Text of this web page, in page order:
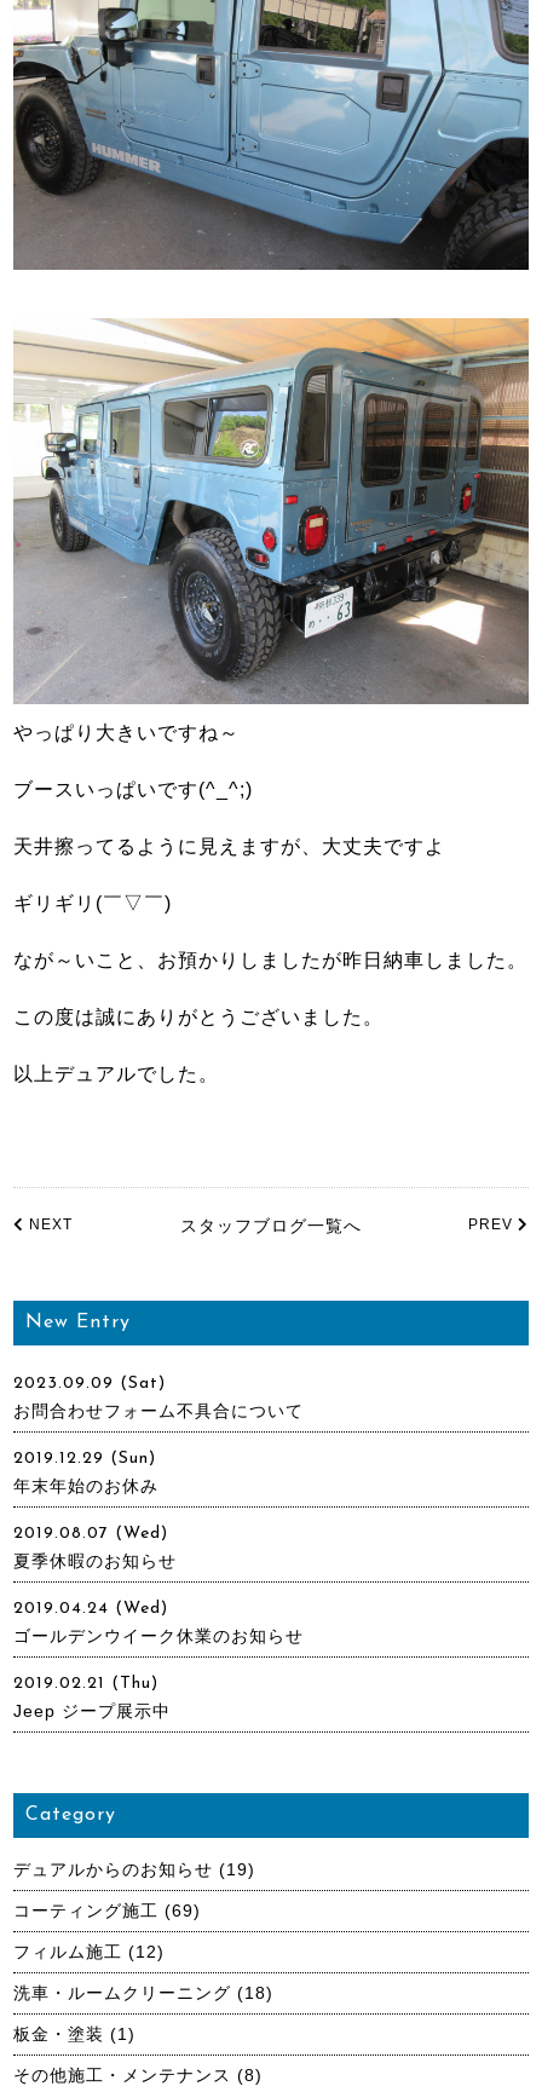
やっぱり大きいですね～
ブースいっぱいです(^_^;)
天井擦ってるように見えますが、大丈夫ですよ
ギリギリ(￣▽￣)
なが～いこと、お預かりしましたが昨日納車しました。
この度は誠にありがとうございました。
以上デュアルでした。
NEXT スタッフブログ一覧へ PREV
New Entry
2023.09.09 (Sat)
お問合わせフォーム不具合について
2019.12.29 (Sun)
年末年始のお休み
2019.08.07 (Wed)
夏季休暇のお知らせ
2019.04.24 (Wed)
ゴールデンウイーク休業のお知らせ
2019.02.21 (Thu)
Jeep ジープ展示中
Category
デュアルからのお知らせ (19)
コーティング施工 (69)
フィルム施工 (12)
洗車・ルームクリーニング (18)
板金・塗装 (1)
その他施工・メンテナンス (8)